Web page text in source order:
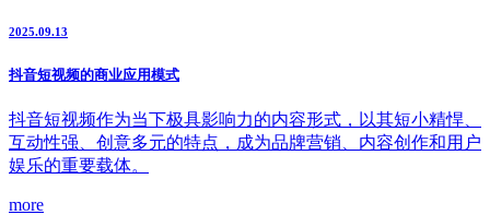
2025.09.13
抖音短视频的商业应用模式
抖音短视频作为当下极具影响力的内容形式，以其短小精悍、
互动性强、创意多元的特点，成为品牌营销、内容创作和用户
娱乐的重要载体。
more